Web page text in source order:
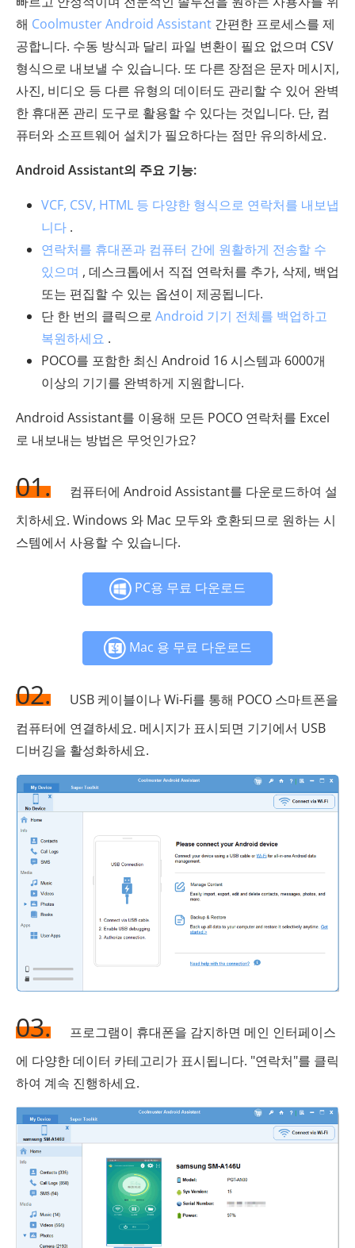
해 Coolmuster Android Assistant 간편한 프로세스를 제
공합니다. 수동 방식과 달리 파일 변환이 필요 없으며 CSV
형식으로 내보낼 수 있습니다. 또 다른 장점은 문자 메시지,
사진, 비디오 등 다른 유형의 데이터도 관리할 수 있어 완벽
한 휴대폰 관리 도구로 활용할 수 있다는 것입니다. 단, 컴
퓨터와 소프트웨어 설치가 필요하다는 점만 유의하세요.
Android Assistant의 주요 기능:
VCF, CSV, HTML 등 다양한 형식으로 연락처를 내보냅
니다 .
연락처를 휴대폰과 컴퓨터 간에 원활하게 전송할 수
있으며 , 데스크톱에서 직접 연락처를 추가, 삭제, 백업
또는 편집할 수 있는 옵션이 제공됩니다.
단 한 번의 클릭으로 Android 기기 전체를 ​​백업하고
복원하세요 .
POCO를 포함한 최신 Android 16 시스템과 6000개
이상의 기기를 완벽하게 지원합니다.
Android Assistant를 이용해 모든 POCO 연락처를 Excel
로 내보내는 방법은 무엇인가요?
01.
컴퓨터에 Android Assistant를 다운로드하여 설
치하세요. Windows 와 Mac 모두와 호환되므로 원하는 시
스템에서 사용할 수 있습니다.
PC용 무료 다운로드
Mac 용 무료 다운로드
02.
USB 케이블이나 Wi-Fi를 통해 POCO 스마트폰을
컴퓨터에 연결하세요. 메시지가 표시되면 기기에서 USB
디버깅을 활성화하세요.
03.
프로그램이 휴대폰을 감지하면 메인 인터페이스
에 다양한 데이터 카테고리가 표시됩니다. "연락처"를 클릭
하여 계속 진행하세요.